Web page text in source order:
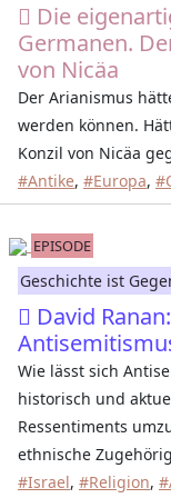
Die
Germanen.
von Nicäa
Der Arianismus
werden können.
Konzil von Nicäa
#Antike, #Europa,
EPISODE
Geschichte ist
David
Wie lässt sich
historisch und
Ressentiments
ethnische
#Israel, #Religion,